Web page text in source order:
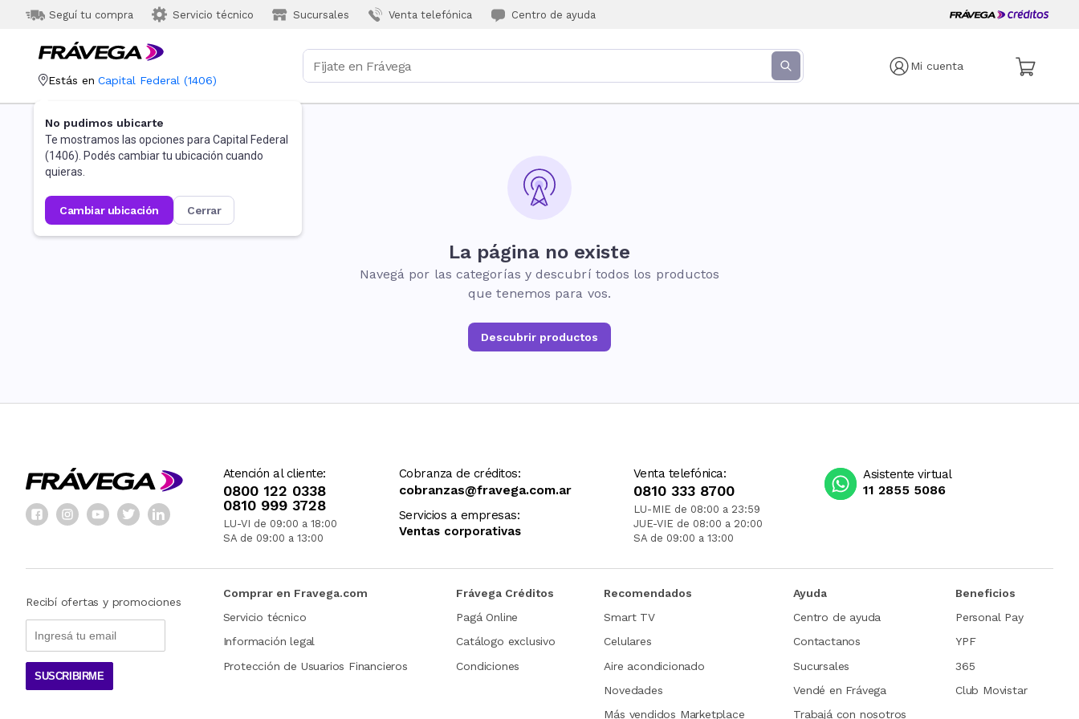
Seguí tu compra Servicio técnico Sucursales Venta telefónica Centro de ayuda
Mi cuenta
Estás en Capital Federal (1406)
No pudimos ubicarte
Te mostramos las opciones para Capital Federal
(1406). Podés cambiar tu ubicación cuando
quieras.
cambiar ubicación cerrar
La página no existe
Navegá por las categorías y descubrí todos los productos
que tenemos para vos.
Descubrir productos
Atención al cliente:
0800 122 0338
0810 999 3728
LU-VI de 09:00 a 18:00
SA de 09:00 a 13:00
Cobranza de créditos:
cobranzas@fravega.com.ar
Servicios a empresas:
Ventas corporativas
Venta telefónica:
0810 333 8700
LU-MIE de 08:00 a 23:59
JUE-VIE de 08:00 a 20:00
SA de 09:00 a 13:00
Asistente virtual
11 2855 5086
Recibí ofertas y promociones
SUSCRIBIRME
Comprar en Fravega.com
Servicio técnico
Información legal
Protección de Usuarios Financieros
Frávega Créditos
Pagá Online
Catálogo exclusivo
Condiciones
Recomendados
Smart TV
Celulares
Aire acondicionado
Novedades
Más vendidos Marketplace
Ayuda
Centro de ayuda
Contactanos
Sucursales
Vendé en Frávega
Trabajá con nosotros
Beneficios
Personal Pay
YPF
365
Club Movistar